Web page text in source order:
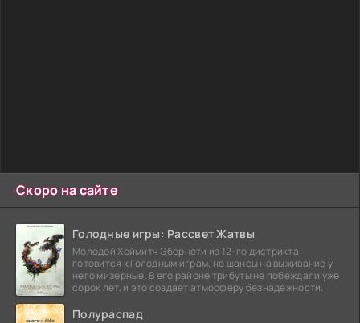
Скоро на сайте
Голодные игры: Рассвет Жатвы
Молодой Хеймитч Эбернети из 12-го дистрикта
готовится к Голодным играм, но шансы на выживание у
него мизерные. В его районе трибуты не побеждали уже
сорок лет, и это создает атмосферу безнадежности.
Полураспад